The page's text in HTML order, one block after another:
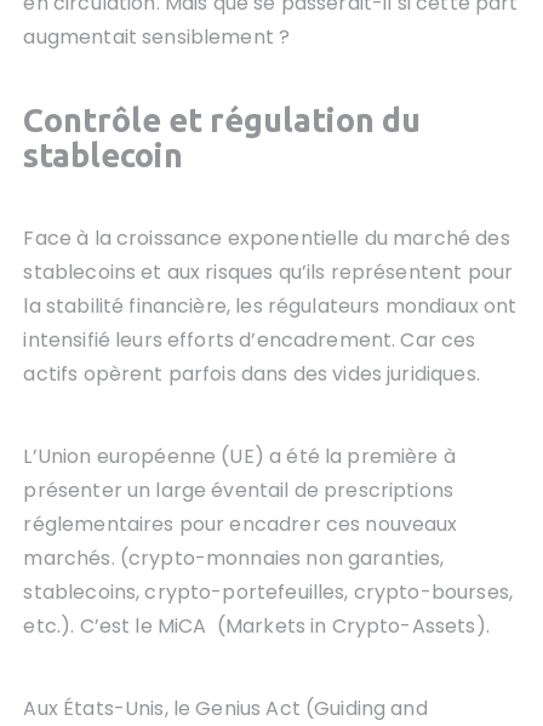
augmentait sensiblement ?
Contrôle et régulation du
stablecoin
Face à la croissance exponentielle du marché des
stablecoins et aux risques qu’ils représentent pour
la stabilité financière, les régulateurs mondiaux ont
intensifié leurs efforts d’encadrement. Car ces
actifs opèrent parfois dans des vides juridiques.
L’Union européenne (UE) a été la première à
présenter un large éventail de prescriptions
réglementaires pour encadrer ces nouveaux
marchés. (crypto-monnaies non garanties,
stablecoins, crypto-portefeuilles, crypto-bourses,
etc.). C’est le MiCA (Markets in Crypto-Assets).
Aux États-Unis, le Genius Act (Guiding and